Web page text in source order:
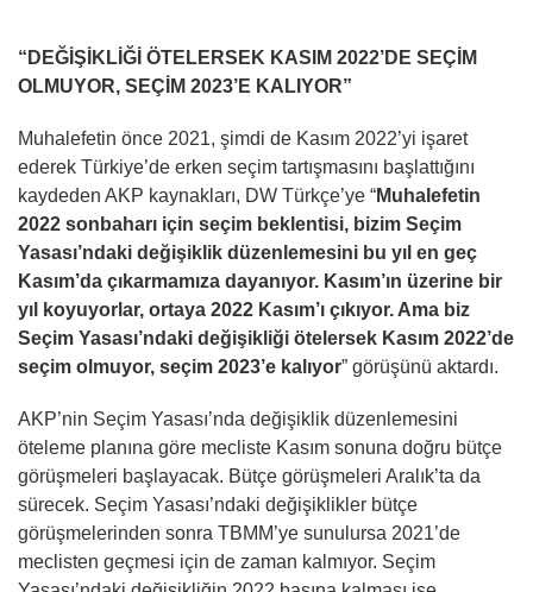
“DEĞİŞİKLİĞİ ÖTELERSEK KASIM 2022’DE SEÇİM
OLMUYOR, SEÇİM 2023’E KALIYOR”
Muhalefetin önce 2021, şimdi de Kasım 2022’yi işaret
ederek Türkiye’de erken seçim tartışmasını başlattığını
kaydeden AKP kaynakları, DW Türkçe’ye “Muhalefetin
2022 sonbaharı için seçim beklentisi, bizim Seçim
Yasası’ndaki değişiklik düzenlemesini bu yıl en geç
Kasım’da çıkarmamıza dayanıyor. Kasım’ın üzerine bir
yıl koyuyorlar, ortaya 2022 Kasım’ı çıkıyor. Ama biz
Seçim Yasası’ndaki değişikliği ötelersek Kasım 2022’de
seçim olmuyor, seçim 2023’e kalıyor” görüşünü aktardı.
AKP’nin Seçim Yasası’nda değişiklik düzenlemesini
öteleme planına göre mecliste Kasım sonuna doğru bütçe
görüşmeleri başlayacak. Bütçe görüşmeleri Aralık’ta da
sürecek. Seçim Yasası’ndaki değişiklikler bütçe
görüşmelerinden sonra TBMM’ye sunulursa 2021’de
meclisten geçmesi için de zaman kalmıyor. Seçim